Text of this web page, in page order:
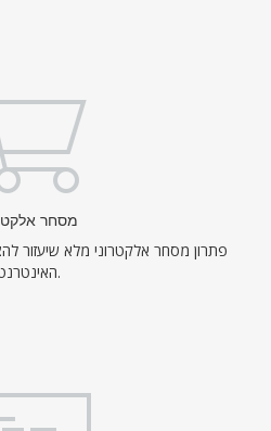
מסחר
פתרון מסחר אלקטרוני מלא
האינטרנט.